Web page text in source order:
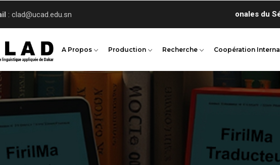
: clad@ucad.edu.sn
A Propos Production Recherche Coopération